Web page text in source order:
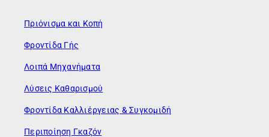
Πριόνισμα και Κοπή
Φροντίδα Γής
Λοιπά Μηχανήματα
Λύσεις Καθαρισμού
Φροντίδα Καλλιέργειας & Συγκομιδή
Περιποίηση Γκαζόν